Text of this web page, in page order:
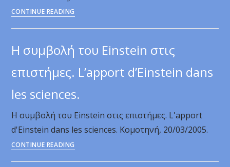
CONTINUE READING
Einstein
στις
επιστήμες
&
Albert
Einstein.
07/08/2008.
Η συμβολή του Einstein στις
επιστήμες. L’apport d’Einstein dans
les sciences.
Η συμβολή του Einstein στις επιστήμες. L'apport
d'Einstein dans les sciences. Κομοτηνή, 20/03/2005.
CONTINUE READING